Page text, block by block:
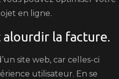
en ligne.
la facture.
site web, car celles-ci
utilisateur. En se